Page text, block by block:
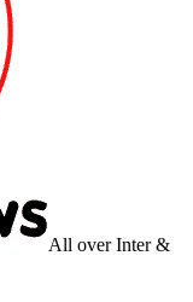
All over Inter &